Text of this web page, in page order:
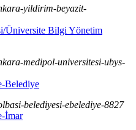
yildirim-beyazit-
Üniversite Bilgi Yönetim
medipol-universitesi-ubys-
Belediye
belediyesi-ebelediye-8827
İmar